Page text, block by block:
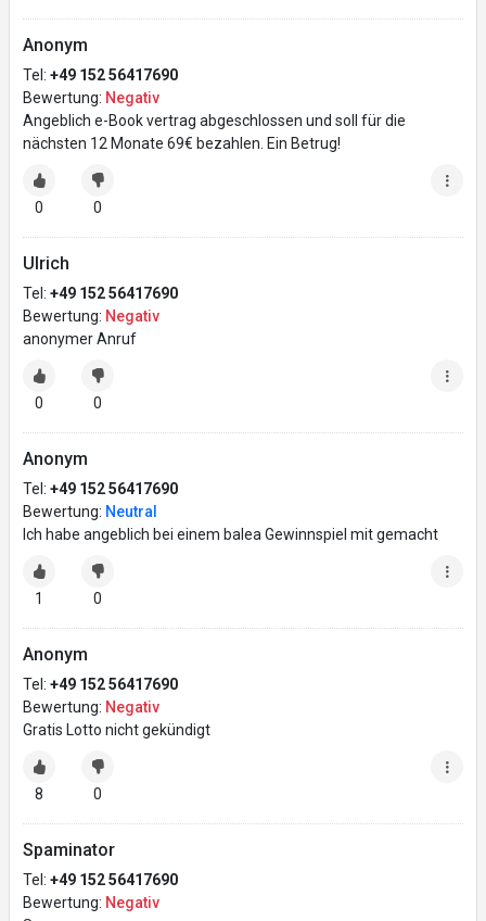
Anonym
Tel: +49 152 56417690
Bewertung: Negativ
Angeblich e-Book vertrag abgeschlossen und soll für die
nächsten 12 Monate 69€ bezahlen. Ein Betrug!
0 0
Ulrich
Tel: +49 152 56417690
Bewertung: Negativ
anonymer Anruf
0 0
Anonym
Tel: +49 152 56417690
Bewertung: Neutral
Ich habe angeblich bei einem balea Gewinnspiel mit gemacht
1 0
Anonym
Tel: +49 152 56417690
Bewertung: Negativ
Gratis Lotto nicht gekündigt
8 0
Spaminator
Tel: +49 152 56417690
Bewertung: Negativ